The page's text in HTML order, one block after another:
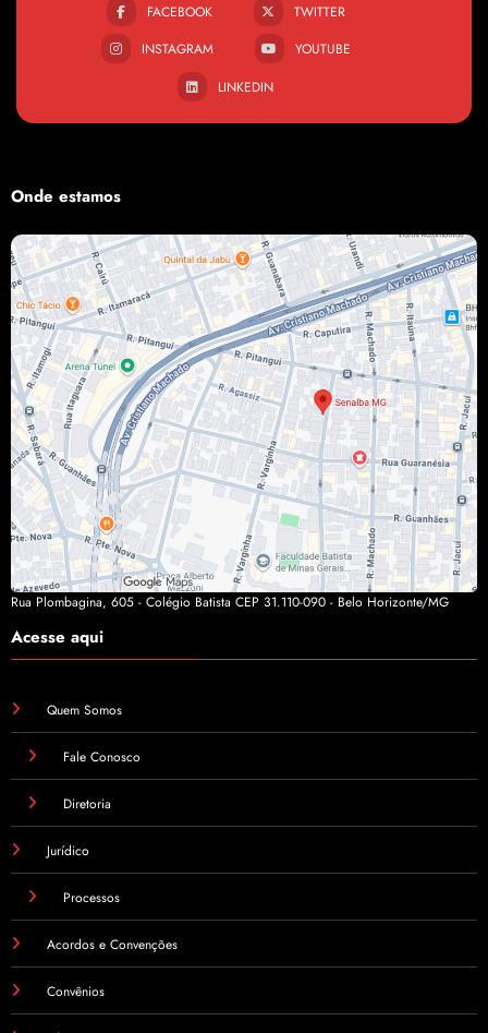
FACEBOOK
TWITTER
INSTAGRAM
YOUTUBE
LINKEDIN
Onde estamos
Rua Plombagina, 605 - Colégio Batista CEP 31.110-090 - Belo Horizonte/MG
Acesse aqui
Quem Somos
Fale Conosco
Diretoria
Jurídico
Processos
Acordos e Convenções
Convênios